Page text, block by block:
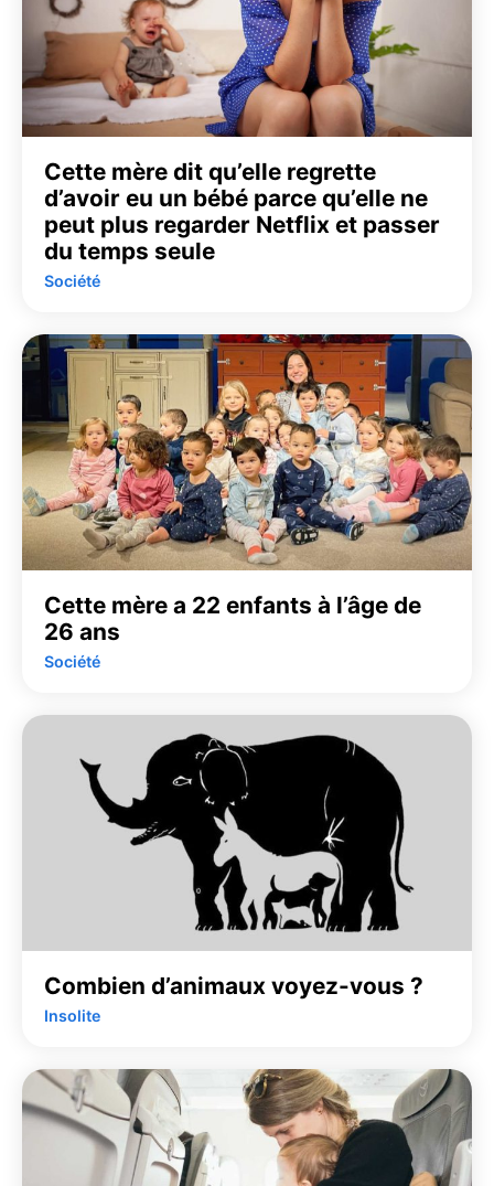
Cette mère dit qu’elle regrette
d’avoir eu un bébé parce qu’elle ne
peut plus regarder Netflix et passer
du temps seule
Société
Cette mère a 22 enfants à l’âge de
26 ans
Société
Combien d’animaux voyez-vous ?
Insolite